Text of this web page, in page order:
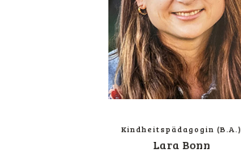
Kind­heits­päd­ago­gin (B.A.)
Lara Bonn